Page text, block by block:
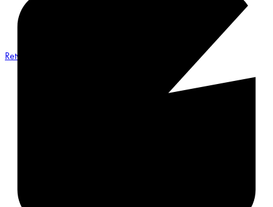
Retweet on Twitter 2068548487491551658